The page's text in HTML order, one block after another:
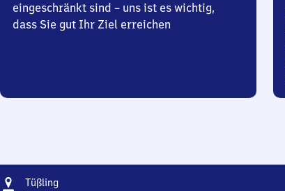
eingeschränkt sind – uns ist es wichtig,
dass Sie gut Ihr Ziel erreichen
Adresse
Tüßling